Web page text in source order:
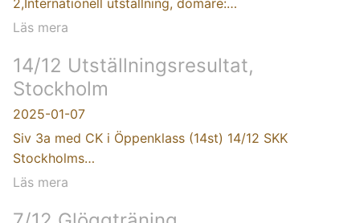
Läs mera
14/12 Utställningsresultat,
Stockholm
2025-01-07
Siv 3a med CK i Öppenklass (14st) 14/12 SKK
Stockholms…
Läs mera